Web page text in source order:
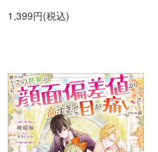
1,399円(税込)